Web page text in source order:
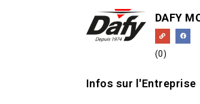
DAFY
(0)
Infos sur l'Entreprise